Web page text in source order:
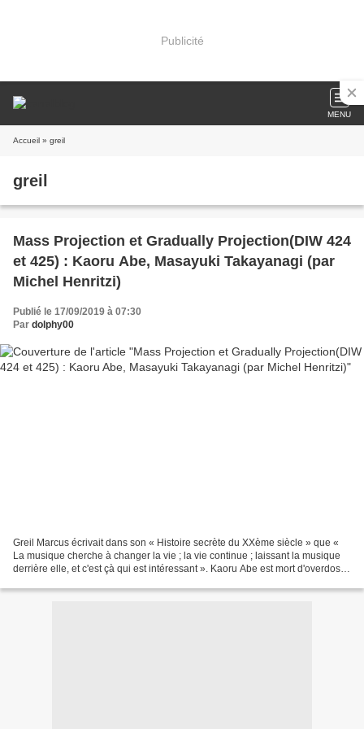
Publicité
MENU
Accueil » greil
greil
Mass Projection et Gradually Projection(DIW 424
et 425) : Kaoru Abe, Masayuki Takayanagi (par
Michel Henritzi)
Publié le 17/09/2019 à 07:30
Par dolphy00
Greil Marcus écrivait dans son « Histoire secrète du XXème siècle » que «
La musique cherche à changer la vie ; la vie continue ; laissant la musique
derrière elle, et c'est çà qui est intéressant ». Kaoru Abe est mort d'overdose